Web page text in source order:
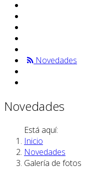
Novedades
Novedades
Está aquí:
Inicio
Novedades
Galería de fotos